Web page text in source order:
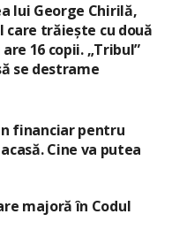
lui George Chirilă,
care trăiește cu două
16 copii. „Tribul”
se destrame
financiar pentru
Cine va putea
majoră în Codul